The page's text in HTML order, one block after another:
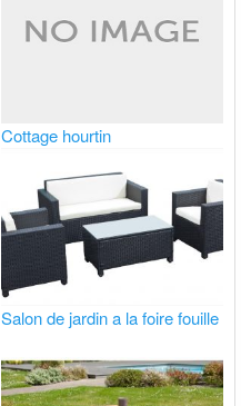
Cottage hourtin
Salon de jardin a la foire fouille